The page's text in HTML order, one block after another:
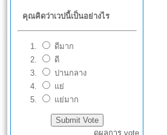
คุณคิดว่าเวปนี้เป็นอย่างไร
ดีมาก
ดี
ปานกลาง
แย่
แย่มาก
ดูผลการ vote